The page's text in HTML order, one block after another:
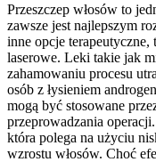
Przeszczep włosów to
zawsze jest najlepszym
inne opcje
laserowe. Leki takie jak
zahamowaniu procesu
osób z łysieniem
mogą być stosowane
przeprowadzania
która polega na użyciu
wzrostu włosów. Choć